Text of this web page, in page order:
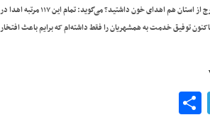
وقتی از او می‌پرسم تاکنون خارج از استان هم اهدای خون داشتید؟ می‌گوید: تمام این ۱۱۷ مرتبه اهدا در
توفیق خدمت به همشهریان را فقط داشته‌ام که برایم باعث افتخار
Share